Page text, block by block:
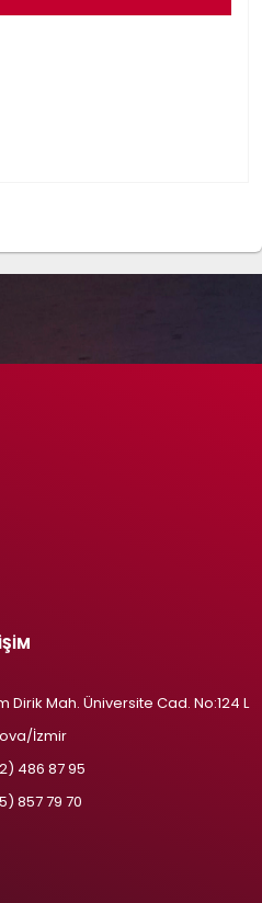
Dirik Mah. Üniversite Cad. No:124 L
İzmir
486 87 95
857 79 70